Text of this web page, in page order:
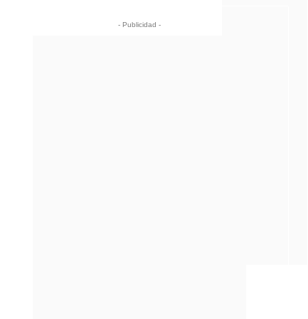
- Publicidad -